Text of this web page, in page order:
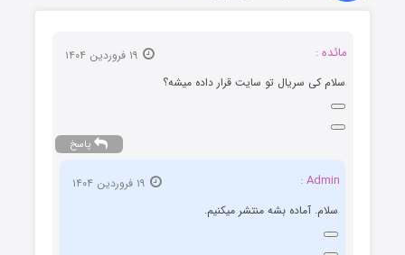
مائده :
سلام کی سریال تو سایت قرار داده میشه؟
پاسخ
Admin :
سلام. آماده بشه منتشر میکنیم.